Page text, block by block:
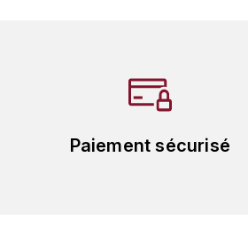
Paiement sécurisé